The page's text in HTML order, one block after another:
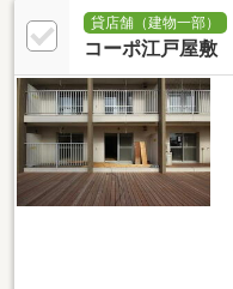
貸店舗（建物一部）
コーポ江戸屋敷